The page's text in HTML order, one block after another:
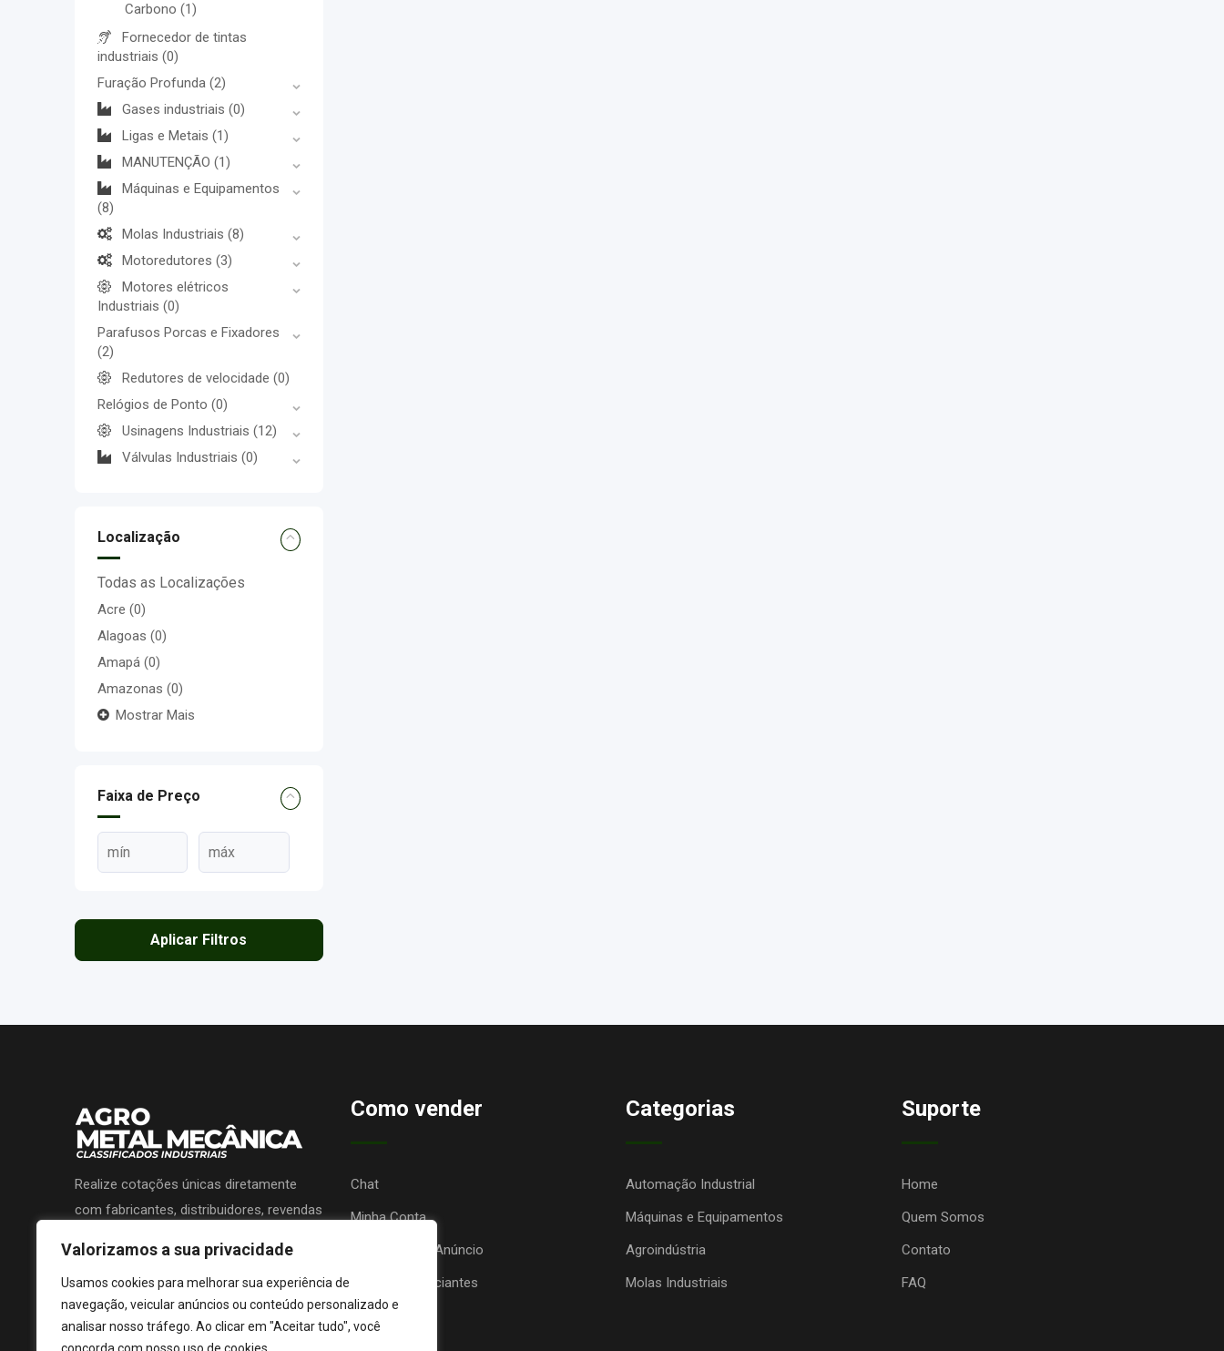
Valorizamos a sua privacidade
Usamos cookies para melhorar sua experiência de
navegação, veicular anúncios ou conteúdo personalizado e
analisar nosso tráfego. Ao clicar em "Aceitar tudo", você
Carbono (1)
Fornecedor de tintas
industriais (0)
Furação Profunda (2)
Gases industriais (0)
Ligas e Metais (1)
MANUTENÇÃO (1)
Máquinas e Equipamentos
(8)
Molas Industriais (8)
Motoredutores (3)
Motores elétricos
Industriais (0)
Parafusos Porcas e Fixadores
(2)
Redutores de velocidade (0)
Relógios de Ponto (0)
Usinagens Industriais (12)
Válvulas Industriais (0)
Localização
Todas as Localizações
Acre (0)
Alagoas (0)
Amapá (0)
Amazonas (0)
Mostrar Mais
Faixa de Preço
Aplicar Filtros
Realize cotações únicas diretamente
com fabricantes, distribuidores, revendas
propostas sem nenhum custo!
Como vender
Chat
Minha Conta
Promova seu Anúncio
Lojas de anunciantes
Categorias
Automação Industrial
Máquinas e Equipamentos
Agroindústria
Molas Industriais
Suporte
Home
Quem Somos
Contato
FAQ